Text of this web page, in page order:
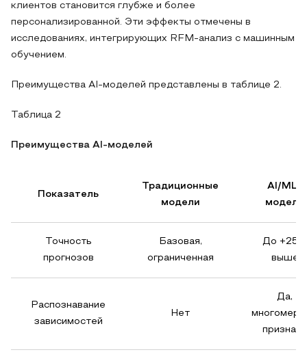
клиентов становится глубже и более
персонализированной. Эти эффекты отмечены в
исследованиях, интегрирующих RFM‑анализ с машинным
обучением.
Преимущества AI-моделей представлены в таблице 2.
Таблица 2
Преимущества AI-моделей
Показатель
Традиционные
модели
AI/ML-
модели
Точность
прогнозов
Базовая,
ограниченная
До +25%
выше
Распознавание
зависимостей
Нет
Да,
признаки